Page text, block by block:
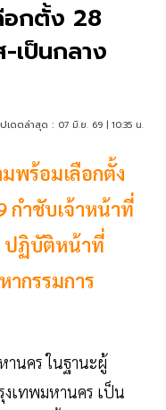
อกตั้ง 28
เป็นกลาง
เดตล่าสุด : 07 มิ.ย. 69 | 10:35 น.
พร้อมเลือกตั้ง
กำชับเจ้าหน้าที่
ปฏิบัติหน้าที่
ากรรมการ
านคร ในฐานะผู้
งเทพมหานคร เป็น